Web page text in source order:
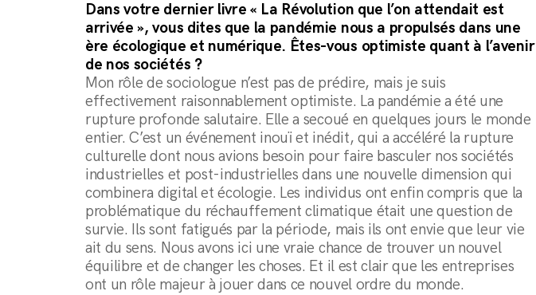
Dans votre dernier livre « La Révolution que l’on attendait est
arrivée », vous dites que la pandémie nous a propulsés dans une
ère écologique et numérique. Êtes-vous optimiste quant à l’avenir
de nos sociétés ?
Mon rôle de sociologue n’est pas de prédire, mais je suis
effectivement raisonnablement optimiste. La pandémie a été une
rupture profonde salutaire. Elle a secoué en quelques jours le monde
entier. C’est un événement inouï et inédit, qui a accéléré la rupture
culturelle dont nous avions besoin pour faire basculer nos sociétés
industrielles et post-industrielles dans une nouvelle dimension qui
combinera digital et écologie. Les individus ont enfin compris que la
problématique du réchauffement climatique était une question de
survie. Ils sont fatigués par la période, mais ils ont envie que leur vie
ait du sens. Nous avons ici une vraie chance de trouver un nouvel
équilibre et de changer les choses. Et il est clair que les entreprises
ont un rôle majeur à jouer dans ce nouvel ordre du monde.